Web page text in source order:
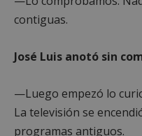
contiguas.
José Luis anotó sin
—Luego empezó lo
La televisión se
programas antiguos.